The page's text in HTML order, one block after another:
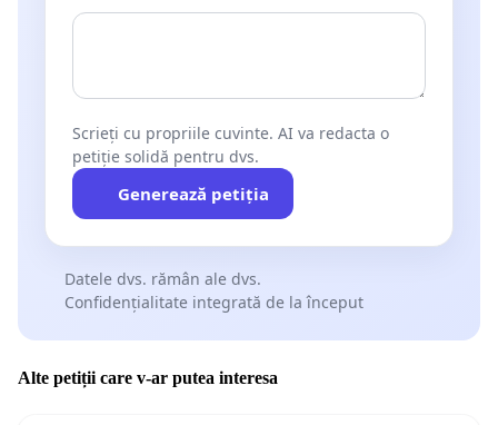
Scrieți cu propriile cuvinte. AI va redacta o
petiție solidă pentru dvs.
Generează petiția
Datele dvs. rămân ale dvs.
Confidențialitate integrată de la început
Alte petiții care v-ar putea interesa